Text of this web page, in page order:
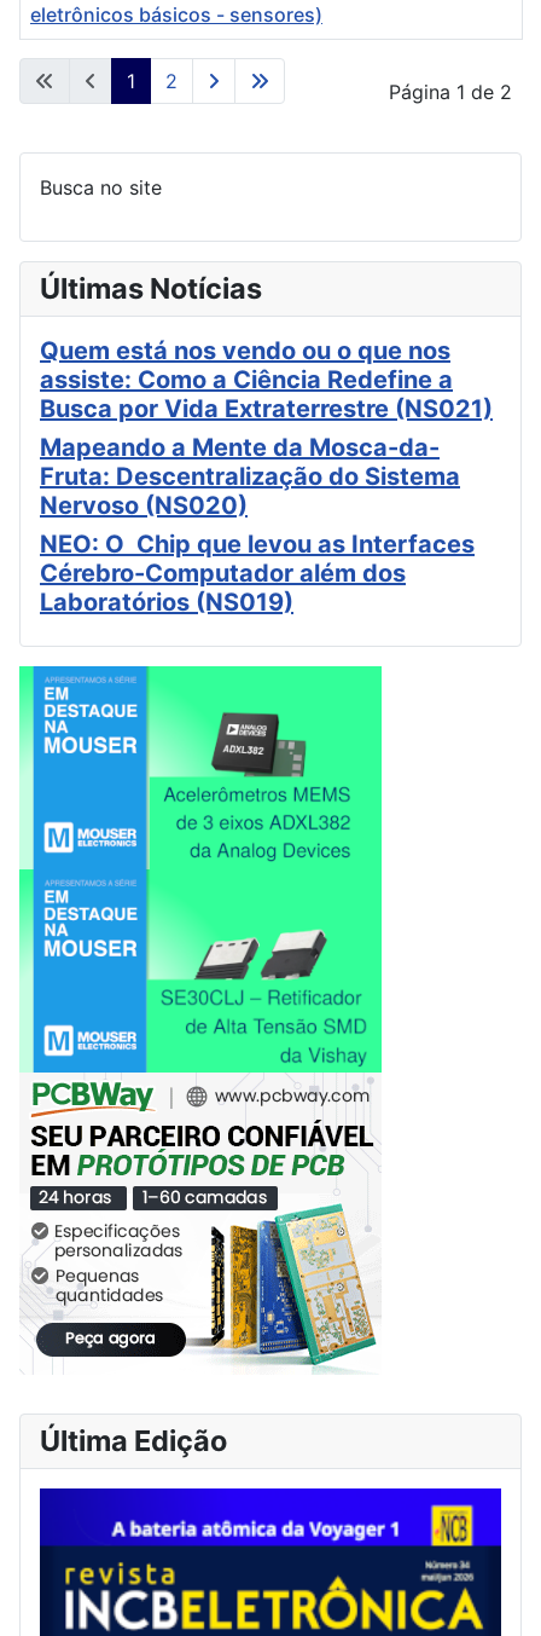
Artigos
eletrônicos básicos - sensores)
Página 1 de 2
1 2
Busca no site
Últimas Notícias
Quem está nos vendo ou o que nos
assiste: Como a Ciência Redefine a
Busca por Vida Extraterrestre (NS021)
Mapeando a Mente da Mosca-da-
Fruta: Descentralização do Sistema
Nervoso (NS020)
NEO: O Chip que levou as Interfaces
Cérebro-Computador além dos
Laboratórios (NS019)
Última Edição